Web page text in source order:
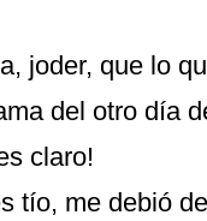
joder, que lo
del otro día
claro!
tío, me debió